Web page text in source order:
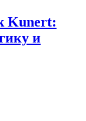
Kunert:
и